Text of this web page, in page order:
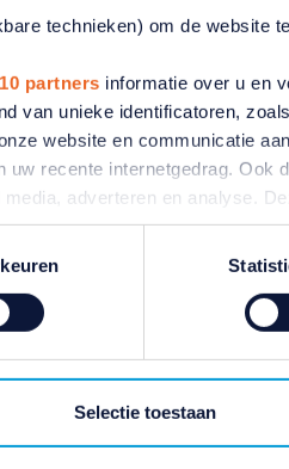
technieken) om de website
partners informatie over u en
van unieke identificatoren,
website en communicatie
recente internetgedrag. Ook
adverteren en analyse.
heeft verstrekt of die ze
U kunt uw voorkeuren
cookiebeleid
Selectie toestaan
de media
PCOB bij RTL
met reactie op
door hitte